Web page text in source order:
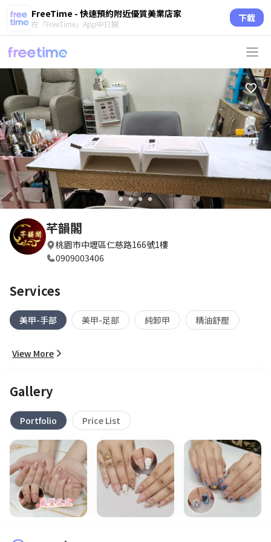
FreeTime - 快速預約附近優質美業店家
在「FreeTime」App中打開 下載
circle circle circle circle
芊韻閣
桃園市中壢區仁慈路166號1樓
0909003406
Services
美甲-手部 美甲-足部 純卸甲 精油舒壓
View More
Gallery
Portfolio Price List